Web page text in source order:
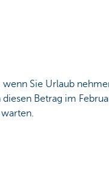
Sie Urlaub
Betrag im